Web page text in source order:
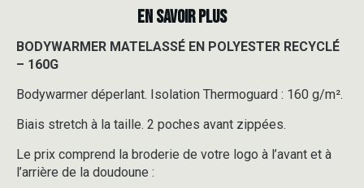
EN SAVOIR PLUS
BODYWARMER MATELASSÉ EN POLYESTER RECYCLÉ
– 160G
Bodywarmer déperlant. Isolation Thermoguard : 160 g/m².
Biais stretch à la taille. 2 poches avant zippées.
Le prix comprend la broderie de votre logo à l’avant et à
l’arrière de la doudoune :